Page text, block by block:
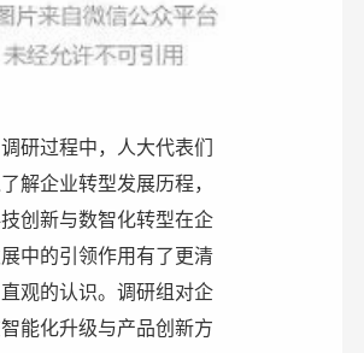
调研过程中，人大代表们
解企业转型发展历程，
创新与数智化转型在企
中的引领作用有了更清
观的认识。调研组对企
能化升级与产品创新方